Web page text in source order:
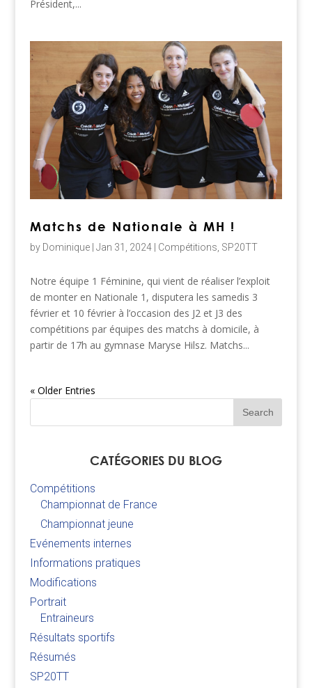
Président,...
Matchs de Nationale à MH !
by Dominique| Jan 31, 2024| Compétitions SP20TT
Notre équipe 1 Féminine, qui vient de réaliser l’exploit
de monter en Nationale 1, disputera les samedis 3
février et 10 février à l’occasion des J2 et J3 des
compétitions par équipes des matchs à domicile, à
partir de 17h au gymnase Maryse Hilsz. Matchs...
« Older Entries
CATÉGORIES DU BLOG
Compétitions
Championnat de France
Championnat jeune
Evénements internes
Informations pratiques
Modifications
Portrait
Entraineurs
Résultats sportifs
Résumés
SP20TT